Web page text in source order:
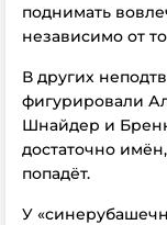
поднимать
независимо от
В других
фигурировали
Шнайдер и
достаточно
попадёт.
У